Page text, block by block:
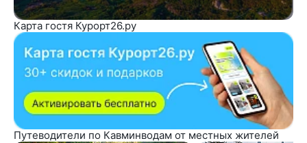
Карта гостя Курорт26.ру
Путеводители по Кавминводам от местных жителей